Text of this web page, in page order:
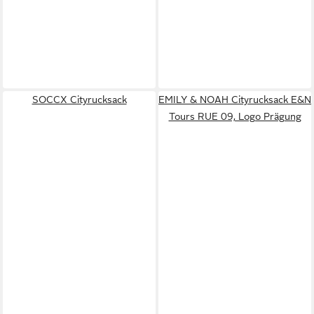
SOCCX Cityrucksack
EMILY & NOAH Cityrucksack E&N
Tours RUE 09, Logo Prägung